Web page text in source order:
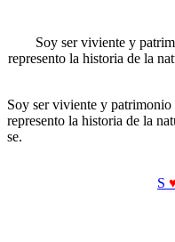
Soy ser viviente y
represento la historia de la
Soy ser viviente y
represento la historia de la
se.
S